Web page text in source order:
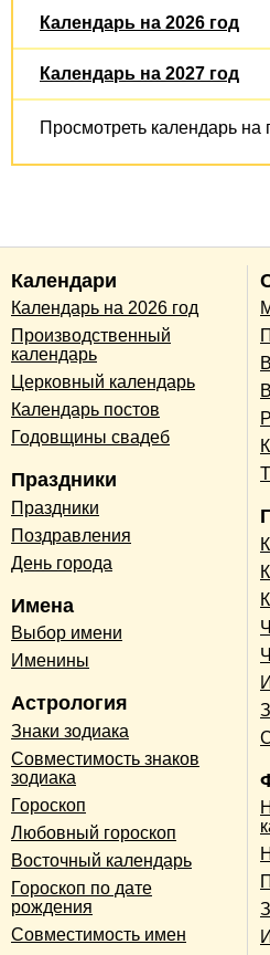
Календарь на 2026 год
Календарь на 2027 год
Просмотреть календарь на
Календари
Календарь на 2026 год
Производственный
календарь
Церковный календарь
Календарь постов
Годовщины свадеб
Праздники
Праздники
Поздравления
День города
Имена
Выбор имени
Именины
Астрология
Знаки зодиака
Совместимость знаков
зодиака
Гороскоп
Любовный гороскоп
Восточный календарь
Гороскоп по дате
рождения
Совместимость имен